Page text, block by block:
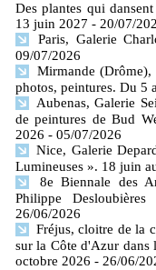
Des plantes qui
13 juin 2027 - 20/07/
Paris, Galerie
09/07/2026
Mirmande
photos, peintures. Du 5
Aubenas, Galerie
de peintures de Bud
2026 - 05/07/2026
Nice, Galerie
Lumineuses ». 18 juin
8e Biennale des
Philippe
26/06/2026
Fréjus, cloitre de la
sur la Côte d'Azur dans
octobre 2026 - 26/06/